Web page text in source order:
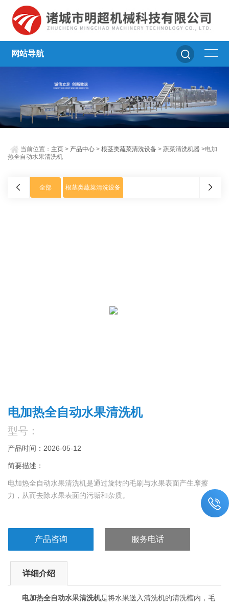
网站导航
当前位置： 主页 > 产品中心 >根茎类蔬菜清洗设备 >蔬菜清洗机器 >电加
热全自动水果清洗机
全部 根茎类蔬菜清洗设备
电加热全自动水果清洗机
型号：
产品时间：2026-05-12
简要描述：
电加热全自动水果清洗机‌是通过旋转的毛刷与水果表面产生摩擦
力，从而去除水果表面的污垢和杂质。
产品咨询 服务电话
详细介绍
电加热全自动水果清洗机‌是将水果送入清洗机的清洗槽内，毛